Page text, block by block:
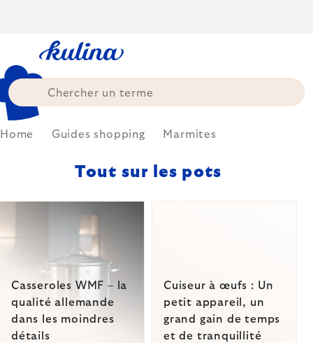
Home Guides shopping Marmites
Tout sur les pots
Casseroles WMF – la
qualité allemande
dans les moindres
détails
Cuiseur à œufs : Un
petit appareil, un
grand gain de temps
et de tranquillité